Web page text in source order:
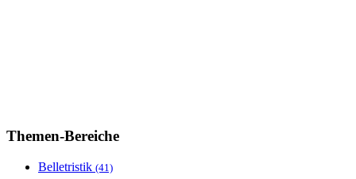
Themen-Bereiche
Belletristik (41)